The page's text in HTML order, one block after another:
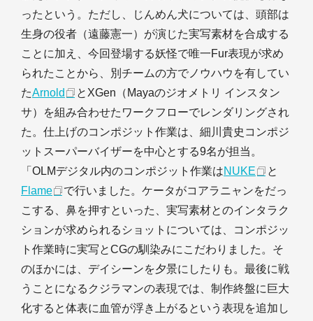
ったという。ただし、じんめん犬については、頭部は
生身の役者（遠藤憲一）が演じた実写素材を合成する
ことに加え、今回登場する妖怪で唯一Fur表現が求め
られたことから、別チームの方でノウハウを有してい
たArnold
とXGen（Mayaのジオメトリ インスタン
サ）を組み合わせたワークフローでレンダリングされ
た。仕上げのコンポジット作業は、細川貴史コンポジ
ットスーパーバイザーを中心とする9名が担当。
「OLMデジタル内のコンポジット作業はNUKE
と
Flame
で行いました。ケータがコアラニャンをだっ
こする、鼻を押すといった、実写素材とのインタラク
ションが求められるショットについては、コンポジッ
ト作業時に実写とCGの馴染みにこだわりました。そ
のほかには、デイシーンを夕景にしたりも。最後に戦
うことになるクジラマンの表現では、制作終盤に巨大
化すると体表に血管が浮き上がるという表現を追加し